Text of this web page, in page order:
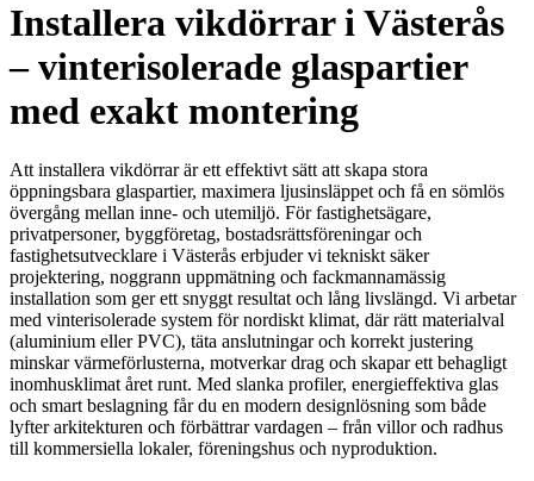
Installera vikdörrar i Västerås
– vinterisolerade glaspartier
med exakt montering
Att installera vikdörrar är ett effektivt sätt att skapa stora
öppningsbara glaspartier, maximera ljusinsläppet och få en sömlös
övergång mellan inne- och utemiljö. För fastighetsägare,
privatpersoner, byggföretag, bostadsrättsföreningar och
fastighetsutvecklare i Västerås erbjuder vi tekniskt säker
projektering, noggrann uppmätning och fackmannamässig
installation som ger ett snyggt resultat och lång livslängd. Vi arbetar
med vinterisolerade system för nordiskt klimat, där rätt materialval
(aluminium eller PVC), täta anslutningar och korrekt justering
minskar värmeförlusterna, motverkar drag och skapar ett behagligt
inomhusklimat året runt. Med slanka profiler, energieffektiva glas
och smart beslagning får du en modern designlösning som både
lyfter arkitekturen och förbättrar vardagen – från villor och radhus
till kommersiella lokaler, föreningshus och nyproduktion.